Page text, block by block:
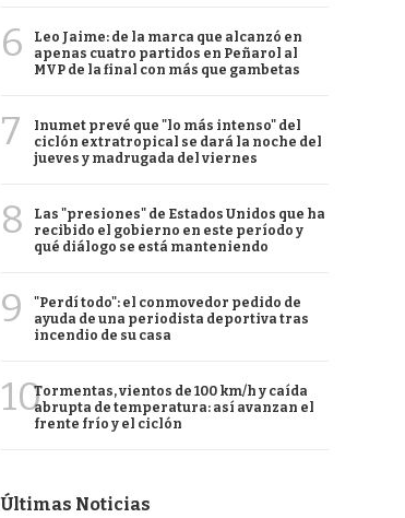
6
Leo Jaime: de la marca que alcanzó en
apenas cuatro partidos en Peñarol al
MVP de la final con más que gambetas
7
Inumet prevé que "lo más intenso" del
ciclón extratropical se dará la noche del
jueves y madrugada del viernes
8
Las "presiones" de Estados Unidos que ha
recibido el gobierno en este período y
qué diálogo se está manteniendo
9
"Perdí todo": el conmovedor pedido de
ayuda de una periodista deportiva tras
incendio de su casa
10Tormentas, vientos de 100 km/h y caída
abrupta de temperatura: así avanzan el
frente frío y el ciclón
Últimas Noticias